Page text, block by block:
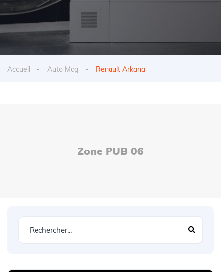
Accueil Auto Mag Renault Arkana
Zone PUB 06